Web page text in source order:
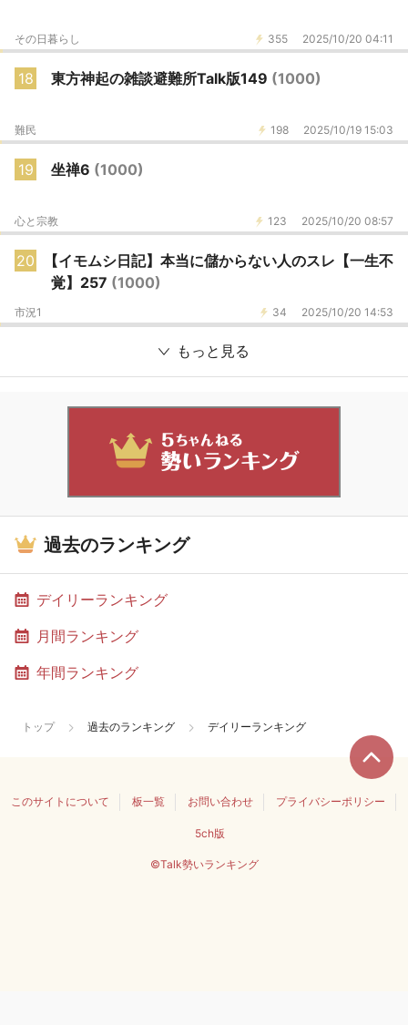
355 2025/10/20 04:11
その日暮らし
18 東方神起の雑談避難所Talk版149 (1000)
198 2025/10/19 15:03
難民
19 坐禅6 (1000)
123 2025/10/20 08:57
心と宗教
20
【イモムシ日記】本当に儲からない人のスレ【一生不
覚】257 (1000)
34 2025/10/20 14:53
市況1
もっと見る
過去のランキング
デイリーランキング
月間ランキング
年間ランキング
トップ 過去のランキング デイリーランキング
このサイトについて 板一覧 お問い合わせ プライバシーポリシー
5ch版
©Talk勢いランキング